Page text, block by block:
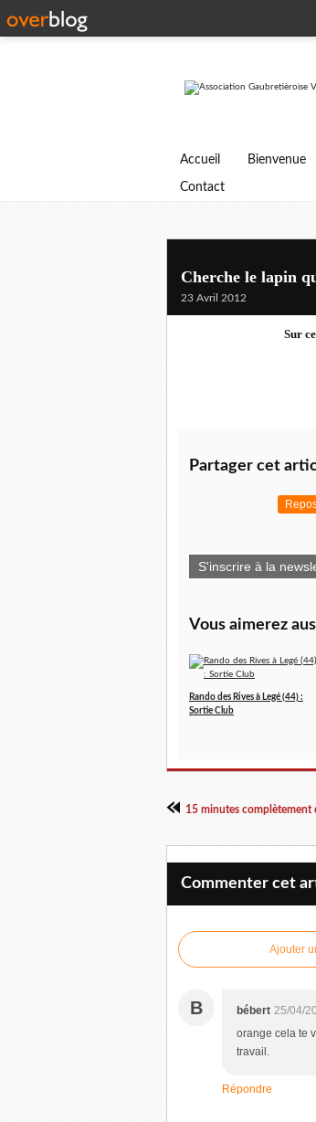
Accueil Bienvenue
Contact
Cherche le lapin
23 Avril 2012
Sur
Partager cet
S'inscrire à la
Vous aimerez
Rando des Rives à Legé (44) :
Sortie Club
15 minutes complètement
Commenter cet
Ajouter
B bébert 25/04/
orange cela te
travail.
Répondre